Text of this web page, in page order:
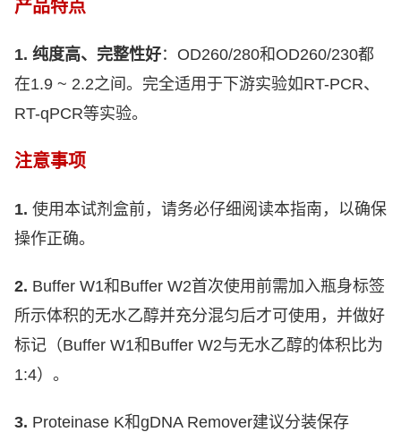
产品特点
1. 纯度高、完整性好： OD260/280和 OD260/230都
在1.9 ~ 2.2之间。完全适用于下游实验如RT-PCR、
RT-qPCR等实验。
注意事项
1. 使用本试剂盒前，请务必仔细阅读本指南，以确保
操作正确。
2. Buffer W1和 Buffer W2首次使用前需加入瓶身标签
所示体积的无水乙醇并充分混匀后才可使用，并做好
标记（Buffer W1和 Buffer W2与无水乙醇的体积比为
1:4）。
3. Proteinase K和gDNA Remover建议分装保存